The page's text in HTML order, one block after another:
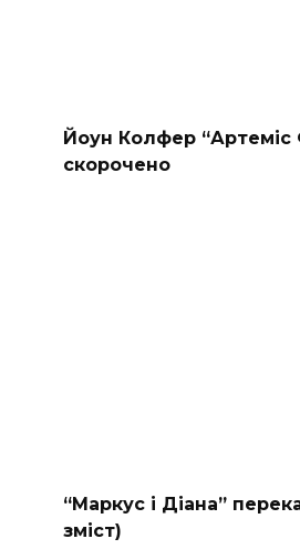
Йоун Колфер “Артеміс
скорочено
“Маркус і Діана”
зміст)